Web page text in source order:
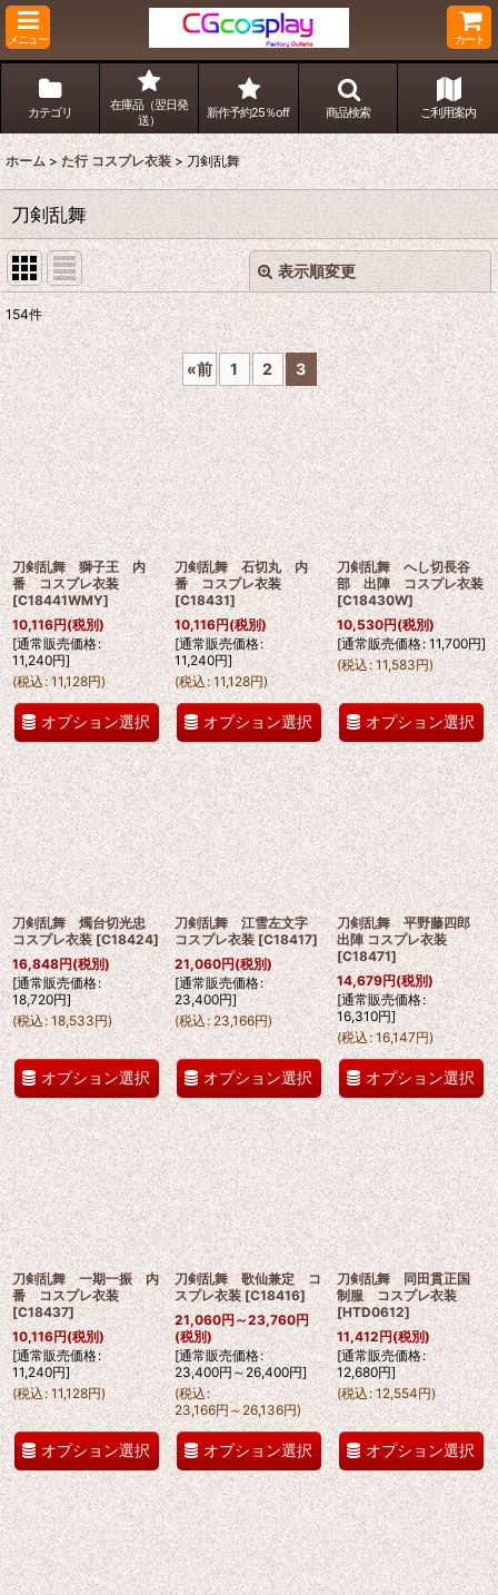
メニュー カート
カテゴリ
在庫品（翌日発
送）
新作予約25％off 商品検索 ご利用案内
ホーム > た行 コスプレ衣装 > 刀剣乱舞
刀剣乱舞
表示順変更
表示数:
並び順:
絞り込む
閉じる
154件
«前 1 2 3
刀剣乱舞 獅子王 内
番 コスプレ衣装
[C18441WMY]
10,116円(税別)
[通常販売価格:
11,240円]
(税込: 11,128円)
オプション選択
刀剣乱舞 石切丸 内
番 コスプレ衣装
[C18431]
10,116円(税別)
[通常販売価格:
11,240円]
(税込: 11,128円)
オプション選択
刀剣乱舞 へし切長谷
部 出陣 コスプレ衣装
[C18430W]
10,530円(税別)
[通常販売価格: 11,700円]
(税込: 11,583円)
オプション選択
刀剣乱舞 燭台切光忠
コスプレ衣装 [C18424]
16,848円(税別)
[通常販売価格:
18,720円]
(税込: 18,533円)
オプション選択
刀剣乱舞 江雪左文字
コスプレ衣装 [C18417]
21,060円(税別)
[通常販売価格:
23,400円]
(税込: 23,166円)
オプション選択
刀剣乱舞 平野藤四郎
出陣 コスプレ衣装
[C18471]
14,679円(税別)
[通常販売価格:
16,310円]
(税込: 16,147円)
オプション選択
刀剣乱舞 一期一振 内
番 コスプレ衣装
[C18437]
10,116円(税別)
[通常販売価格:
11,240円]
(税込: 11,128円)
オプション選択
刀剣乱舞 歌仙兼定 コ
スプレ衣装 [C18416]
21,060円～23,760円
(税別)
[通常販売価格:
23,400円～26,400円]
(税込:
23,166円～26,136円)
オプション選択
刀剣乱舞 同田貫正国
制服 コスプレ衣装
[HTD0612]
11,412円(税別)
[通常販売価格:
12,680円]
(税込: 12,554円)
オプション選択